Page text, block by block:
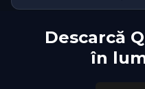
Descarcă
în